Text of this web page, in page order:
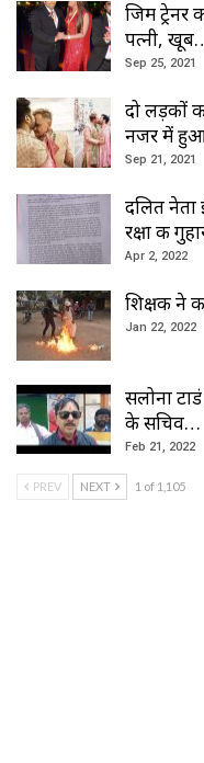
जिम ट्रेनर
पत्नी,
Sep 25, 2021
दो लड़कों
नजर में
Sep 21, 2021
दलित नेता
रक्षा की
Apr 2, 2022
शिक्षक ने
Jan 22, 2022
सलोना
के सचिव…
Feb 21, 2022
PREV NEXT 1 of 1,105